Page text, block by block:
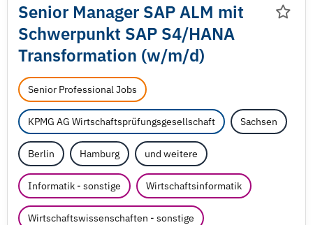
Senior Manager SAP ALM mit
Schwerpunkt SAP S4/HANA
Transformation (w/m/d)
Senior Professional Jobs
KPMG AG Wirtschaftsprüfungsgesellschaft Sachsen
Berlin Hamburg und weitere
Informatik - sonstige Wirtschaftsinformatik
Wirtschaftswissenschaften - sonstige